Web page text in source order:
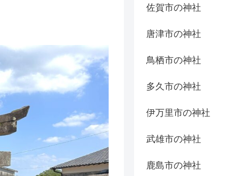
佐賀市の神社
唐津市の神社
鳥栖市の神社
多久市の神社
伊万里市の神社
武雄市の神社
鹿島市の神社